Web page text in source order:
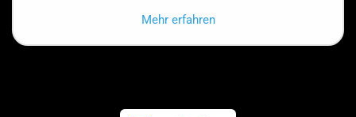
Mehr erfahren